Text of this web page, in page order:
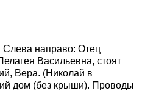
направо: Отец
Васильевна, стоят
Вера. (Николай в
дом (без крыши). Проводы